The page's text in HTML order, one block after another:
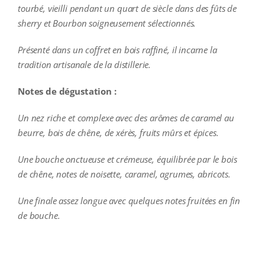
tourbé, vieilli pendant un quart de siècle dans des fûts de
sherry et Bourbon soigneusement sélectionnés.
Présenté dans un coffret en bois raffiné, il incarne la
tradition artisanale de la distillerie.
Notes de dégustation :
Un nez riche et complexe avec des arômes de caramel au
beurre, bois de chêne, de xérès, fruits mûrs et épices.
Une bouche onctueuse et crémeuse, équilibrée par le bois
de chêne, notes de noisette, caramel, agrumes, abricots.
Une finale assez longue avec quelques notes fruitées en fin
de bouche.